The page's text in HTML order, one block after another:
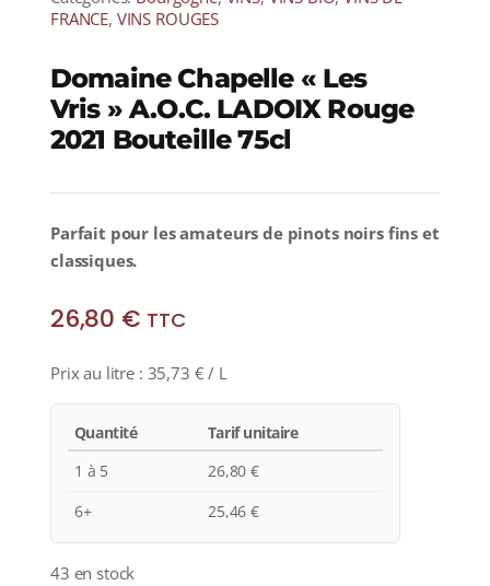
FRANCE, VINS ROUGES
Domaine Chapelle « Les
Vris » A.O.C. LADOIX Rouge
2021 Bouteille 75cl
Parfait pour les amateurs de pinots noirs fins et
classiques.
26,80 € TTC
Prix au litre : 35,73 € / L
Quantité
Tarif unitaire
1 à 5
26,80€
6+
25,46€
43 en stock